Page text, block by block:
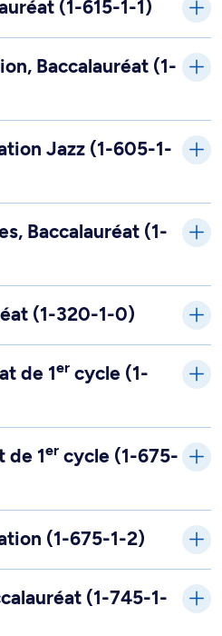
(1-615-1-1)
Baccalauréat (1-
Jazz (1-605-1-
Baccalauréat (1-
(1-320-1-0)
de 1er cycle (1-
de 1er cycle (1-675-
(1-675-1-2)
(1-745-1-